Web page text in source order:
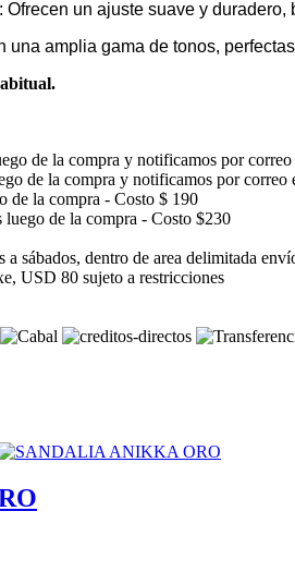
un ajuste suave y duradero,
amplia gama de tonos,
de la compra y notificamos por
de la compra y notificamos por correo
de la compra - Costo $ 190
de la compra - Costo $230
a sábados, dentro de area delimitada
USD 80 sujeto a restricciones